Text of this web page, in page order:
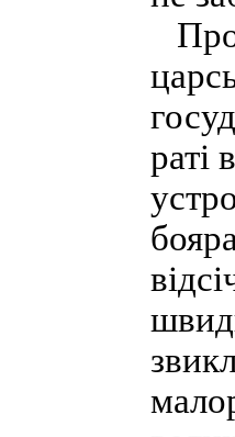
Про
раті